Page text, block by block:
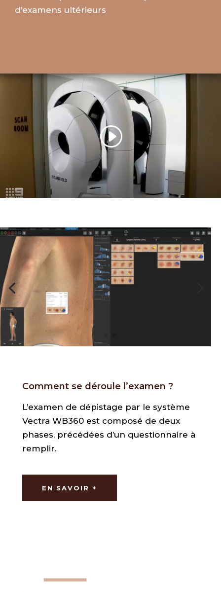
d’examens ultérieurs
Comment se déroule l’examen ?
L’examen de dépistage par le système
Vectra WB360 est composé de deux
phases, précédées d’un questionnaire à
remplir.
EN SAVOIR +